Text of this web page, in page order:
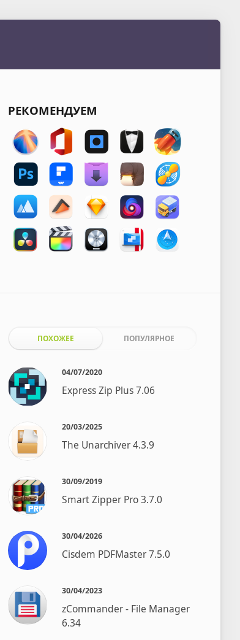
РЕКОМЕНДУЕМ
ПОХОЖЕЕ ПОПУЛЯРНОЕ
04/07/2020
Express Zip Plus 7.06
20/03/2025
The Unarchiver 4.3.9
30/09/2019
Smart Zipper Pro 3.7.0
30/04/2026
Cisdem PDFMaster 7.5.0
30/04/2023
zCommander - File Manager
6.34